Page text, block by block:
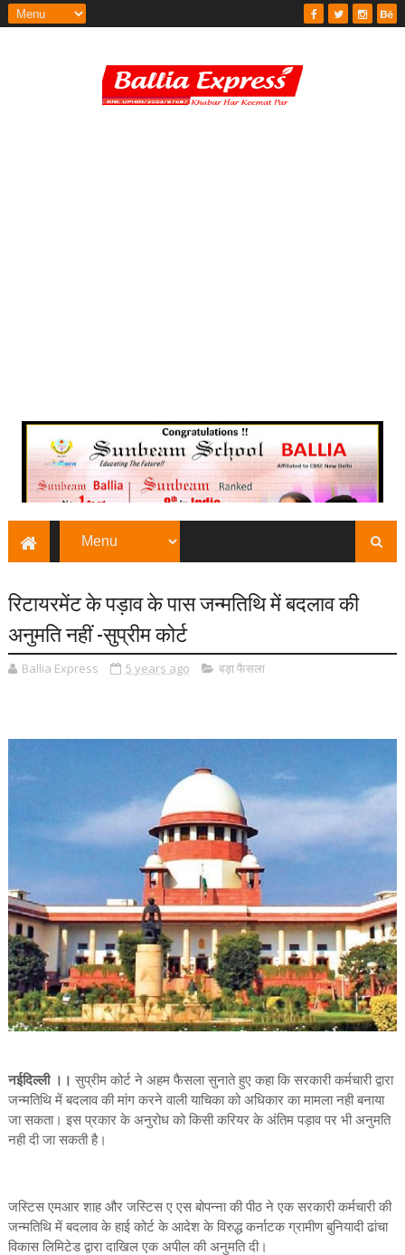
रिटायरमेंट के पड़ाव के पास जन्मतिथि में बदलाव की
अनुमति नहीं -सुप्रीम कोर्ट
Ballia Express 5 years ago बड़ा फैसला
नईदिल्ली ।। सुप्रीम कोर्ट ने अहम फैसला सुनाते हुए कहा कि सरकारी कर्मचारी द्वारा
जन्मतिथि में बदलाव की मांग करने वाली याचिका को अधिकार का मामला नही बनाया
जा सकता। इस प्रकार के अनुरोध को किसी करियर के अंतिम पड़ाव पर भी अनुमति
नही दी जा सकती है।
जस्टिस एमआर शाह और जस्टिस ए एस बोपन्ना की पीठ ने एक सरकारी कर्मचारी की
जन्मतिथि में बदलाव के हाई कोर्ट के आदेश के विरुद्ध कर्नाटक ग्रामीण बुनियादी ढांचा
विकास लिमिटेड द्वारा दाखिल एक अपील की अनुमति दी।